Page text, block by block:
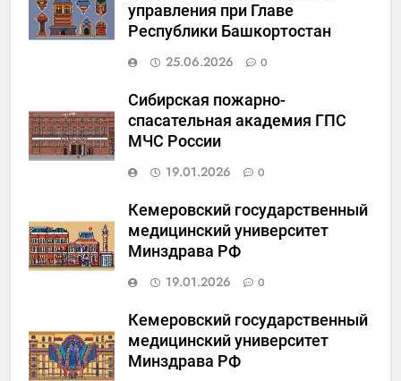
управления при Главе
Республики Башкортостан
25.06.2026
0
Сибирская пожарно-
спасательная академия ГПС
МЧС России
19.01.2026
0
Кемеровский государственный
медицинский университет
Минздрава РФ
19.01.2026
0
Кемеровский государственный
медицинский университет
Минздрава РФ